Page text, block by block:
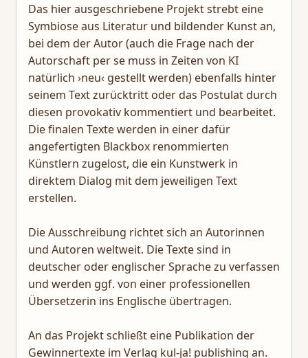
Das hier ausgeschriebene Projekt strebt eine
Symbiose aus Literatur und bildender Kunst an,
bei dem der Autor (auch die Frage nach der
Autorschaft per se muss in Zeiten von KI
natürlich ›neu‹ gestellt werden) ebenfalls hinter
seinem Text zurücktritt oder das Postulat durch
diesen provokativ kommentiert und bearbeitet.
Die finalen Texte werden in einer dafür
angefertigten Blackbox renommierten
Künstlern zugelost, die ein Kunstwerk in
direktem Dialog mit dem jeweiligen Text
erstellen.
Die Ausschreibung richtet sich an Autorinnen
und Autoren weltweit. Die Texte sind in
deutscher oder englischer Sprache zu verfassen
und werden ggf. von einer professionellen
Übersetzerin ins Englische übertragen.
An das Projekt schließt eine Publikation der
Gewinnertexte im Verlag kul-ja! publishing an.